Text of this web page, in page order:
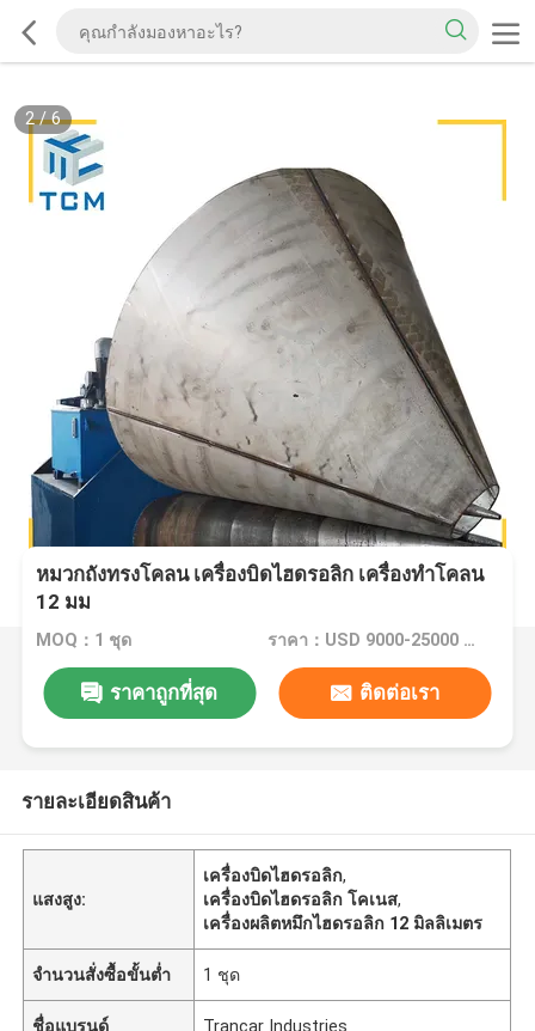
2/6
หมวกถังทรงโคลน เครื่องบิดไฮดรอลิก เครื่องทําโคลน
12 มม
MOQ：1 ชุด ราคา：USD 9000-25000 Dollar per set
ราคาถูกที่สุด ติดต่อเรา
รายละเอียดสินค้า
แสงสูง:
เครื่องบิดไฮดรอลิก,
เครื่องบิดไฮดรอลิก โคเนส,
เครื่องผลิตหมึกไฮดรอลิก 12 มิลลิเมตร
จำนวนสั่งซื้อขั้นต่ำ 1 ชุด
ชื่อแบรนด์ Trancar Industries